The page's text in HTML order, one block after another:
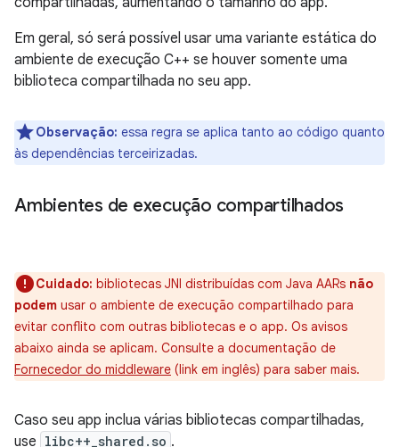
Em geral, só será possível usar uma variante estática do
ambiente de execução C++ se houver somente uma
biblioteca compartilhada no seu app.
Observação: essa regra se aplica tanto ao código quanto
às dependências terceirizadas.
Ambientes de execução compartilhados
Cuidado: bibliotecas JNI distribuídas com Java AARs não
podem usar o ambiente de execução compartilhado para
evitar conflito com outras bibliotecas e o app. Os avisos
abaixo ainda se aplicam. Consulte a documentação de
Fornecedor do middleware (link em inglês) para saber mais.
Caso seu app inclua várias bibliotecas compartilhadas,
use libc++_shared.so .